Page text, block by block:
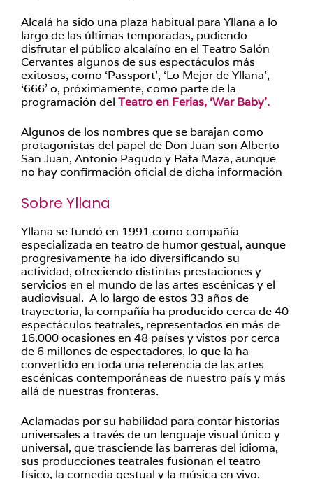
Alcalá ha sido una plaza habitual para Yllana a lo
largo de las últimas temporadas, pudiendo
disfrutar el público alcalaíno en el Teatro Salón
Cervantes algunos de sus espectáculos más
exitosos, como ‘Passport’, ‘Lo Mejor de Yllana’,
‘666’ o, próximamente, como parte de la
programación del Teatro en Ferias, ‘War Baby’.
Algunos de los nombres que se barajan como
protagonistas del papel de Don Juan son Alberto
San Juan, Antonio Pagudo y Rafa Maza, aunque
no hay confirmación oficial de dicha información
Sobre Yllana
Yllana se fundó en 1991 como compañía
especializada en teatro de humor gestual, aunque
progresivamente ha ido diversificando su
actividad, ofreciendo distintas prestaciones y
servicios en el mundo de las artes escénicas y el
audiovisual. A lo largo de estos 33 años de
trayectoria, la compañía ha producido cerca de 40
espectáculos teatrales, representados en más de
16.000 ocasiones en 48 países y vistos por cerca
de 6 millones de espectadores, lo que la ha
convertido en toda una referencia de las artes
escénicas contemporáneas de nuestro país y más
allá de nuestras fronteras.
Aclamadas por su habilidad para contar historias
universales a través de un lenguaje visual único y
universal, que trasciende las barreras del idioma,
sus producciones teatrales fusionan el teatro
físico, la comedia gestual y la música en vivo.